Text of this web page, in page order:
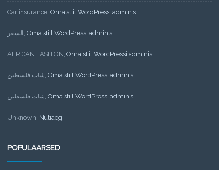
Car insurance, Oma stiil WordPressi adminis
السفر , Oma stiil WordPressi adminis
AFRICAN FASHION, Oma stiil WordPressi adminis
شات فلسطين, Oma stiil WordPressi adminis
شات فلسطين, Oma stiil WordPressi adminis
Unknown, Nutiaeg
POPULAARSED